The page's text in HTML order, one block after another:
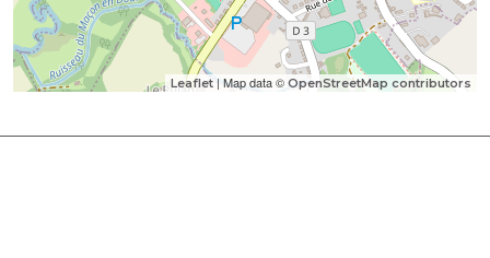
Leaflet | Map data © OpenStreetMap contributors